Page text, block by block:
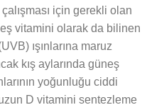
için gerekli olan
vitamini olarak da bilinen
ışınlarına maruz
kış aylarında güneş
yoğunluğu ciddi
D vitamini sentezleme